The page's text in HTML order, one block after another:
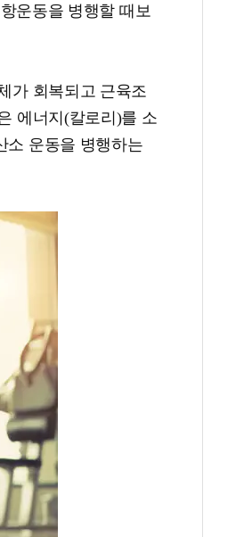
운동을 병행할 때보
가 회복되고 근육조
에너지(칼로리)를 소
소 운동을 병행하는